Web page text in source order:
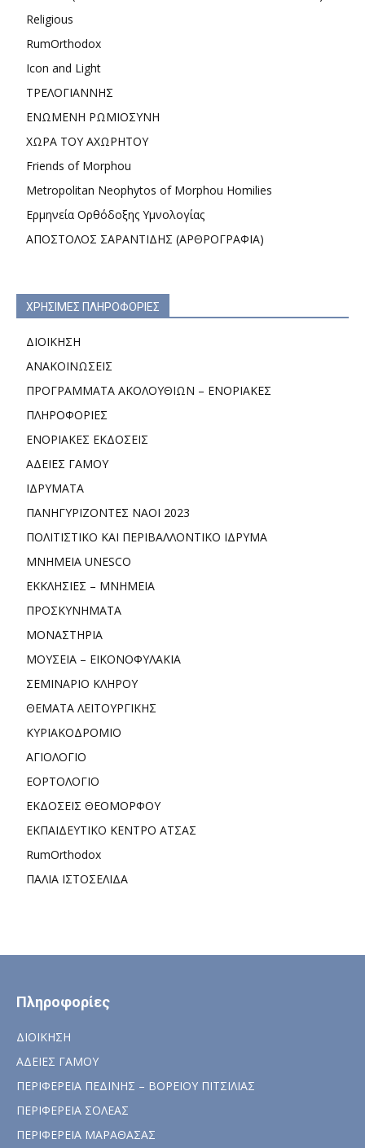
Religious
RumOrthodox
Icon and Light
ΤΡΕΛΟΓΙΑΝΝΗΣ
ΕΝΩΜΕΝΗ ΡΩΜΙΟΣΥΝΗ
ΧΩΡΑ ΤΟΥ ΑΧΩΡΗΤΟΥ
Friends of Morphou
Metropolitan Neophytos of Morphou Homilies
Ερμηνεία Ορθόδοξης Υμνολογίας
ΑΠΟΣΤΟΛΟΣ ΣΑΡΑΝΤΙΔΗΣ (ΑΡΘΡΟΓΡΑΦΙΑ)
ΧΡΗΣΙΜΕΣ ΠΛΗΡΟΦΟΡΙΕΣ
ΔΙΟΙΚΗΣΗ
ΑΝΑΚΟΙΝΩΣΕΙΣ
ΠΡΟΓΡΑΜΜΑΤΑ ΑΚΟΛΟΥΘΙΩΝ – ΕΝΟΡΙΑΚΕΣ
ΠΛΗΡΟΦΟΡΙΕΣ
ΕΝΟΡΙΑΚΕΣ ΕΚΔΟΣΕΙΣ
ΑΔΕΙΕΣ ΓΑΜΟΥ
ΙΔΡΥΜΑΤΑ
ΠΑΝΗΓΥΡΙΖΟΝΤΕΣ ΝΑΟΙ 2023
ΠΟΛΙΤΙΣΤΙΚΟ ΚΑΙ ΠΕΡΙΒΑΛΛΟΝΤΙΚΟ ΙΔΡΥΜΑ
ΜΝΗΜΕΙΑ UNESCO
ΕΚΚΛΗΣΙΕΣ – ΜΝΗΜΕΙΑ
ΠΡΟΣΚΥΝΗΜΑΤΑ
ΜΟΝΑΣΤΗΡΙΑ
ΜΟΥΣΕΙΑ – ΕΙΚΟΝΟΦΥΛΑΚΙΑ
ΣΕΜΙΝΑΡΙΟ ΚΛΗΡΟΥ
ΘΕΜΑΤΑ ΛΕΙΤΟΥΡΓΙΚΗΣ
ΚΥΡΙΑΚΟΔΡΟΜΙΟ
ΑΓΙΟΛΟΓΙΟ
ΕΟΡΤΟΛΟΓΙΟ
ΕΚΔΟΣΕΙΣ ΘΕΟΜΟΡΦΟΥ
ΕΚΠΑΙΔΕΥΤΙΚΟ ΚΕΝΤΡΟ ΑΤΣΑΣ
RumOrthodox
ΠΑΛΙΑ ΙΣΤΟΣΕΛΙΔΑ
Πληροφορίες
ΔΙΟΙΚΗΣΗ
ΑΔΕΙΕΣ ΓΑΜΟΥ
ΠΕΡΙΦΕΡΕΙΑ ΠΕΔΙΝΗΣ – ΒΟΡΕΙΟΥ ΠΙΤΣΙΛΙΑΣ
ΠΕΡΙΦΕΡΕΙΑ ΣΟΛΕΑΣ
ΠΕΡΙΦΕΡΕΙΑ ΜΑΡΑΘΑΣΑΣ